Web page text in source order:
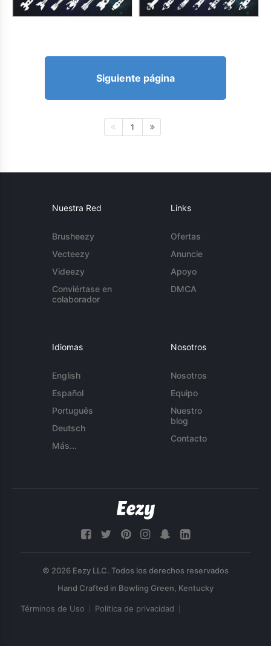
Siguiente página
1
Nuestra Red
Brusheezy
Vecteezy
Videezy
Conviértase en
colaborador
Links
Ofertas
Anuncie
Apoyo
DMCA
Idiomas
English
Español
Português
Deutsch
Más...
Nosotros
Nosotros
Equipo
Nuestro
blog
Contacto
© 2026 Eezy LLC. Todos los derechos reservados
Términos de Uso Política de privacidad